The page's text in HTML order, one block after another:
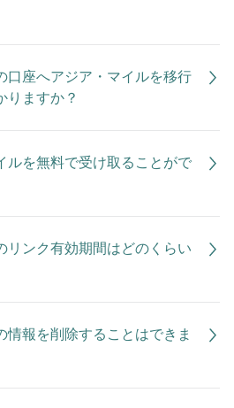
口座へアジア・マイルを移行
りますか？
ルを無料で受け取ることがで
リンク有効期間はどのくらい
情報を削除することはできま